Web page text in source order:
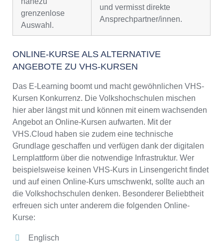
grenzenlose
Auswahl.
und vermisst direkte
Ansprechpartner/innen.
ONLINE-KURSE ALS ALTERNATIVE
ANGEBOTE ZU VHS-KURSEN
Das E-Learning boomt und macht gewöhnlichen VHS-
Kursen Konkurrenz. Die Volkshochschulen mischen
hier aber längst mit und können mit einem wachsenden
Angebot an Online-Kursen aufwarten. Mit der
VHS.Cloud haben sie zudem eine technische
Grundlage geschaffen und verfügen dank der digitalen
Lernplattform über die notwendige Infrastruktur. Wer
beispielsweise keinen VHS-Kurs in Linsengericht findet
und auf einen Online-Kurs umschwenkt, sollte auch an
die Volkshochschulen denken. Besonderer Beliebtheit
erfreuen sich unter anderem die folgenden Online-
Kurse:
Englisch